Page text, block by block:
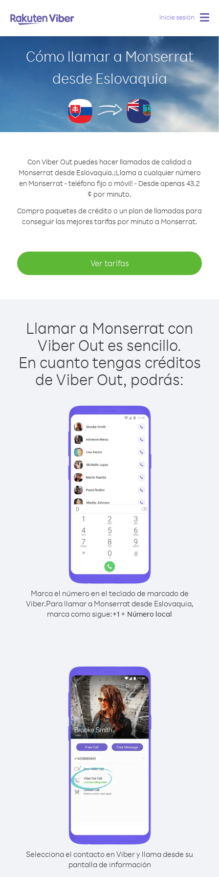
Inicie sesión
Cómo llamar a Monserrat
desde Eslovaquia
Con Viber Out puedes hacer llamadas de calidad a
Monserrat desde Eslovaquia.¡Llama a cualquier número
en Monserrat - teléfono fijo o móvil! - Desde apenas 43.2
¢ por minuto.
Compra paquetes de crédito o un plan de llamadas para
conseguir las mejores tarifas por minuto a Monserrat.
Ver tarifas
Llamar a Monserrat con
Viber Out es sencillo.
En cuanto tengas créditos
de Viber Out, podrás:
Marca el número en el teclado de marcado de
Viber.Para llamar a Monserrat desde Eslovaquia,
marca como sigue:+1 + Número local
Selecciona el contacto en Viber y llama desde su
pantalla de información